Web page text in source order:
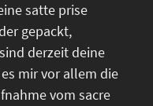
satte prise
gepackt,
derzeit deine
mir vor allem die
vom sacre